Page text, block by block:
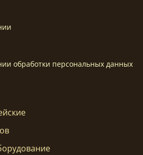
обработки персональных данных